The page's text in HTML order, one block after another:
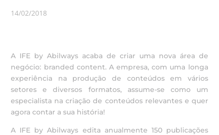
14/02/2018
A IFE by Abilways acaba de criar uma nova área de
negócio: branded content. A empresa, com uma longa
experiência na produção de conteúdos em vários
setores e diversos formatos, assume-se como um
especialista na criação de conteúdos relevantes e quer
agora contar a sua história!
A IFE by Abilways edita anualmente 150 publicações